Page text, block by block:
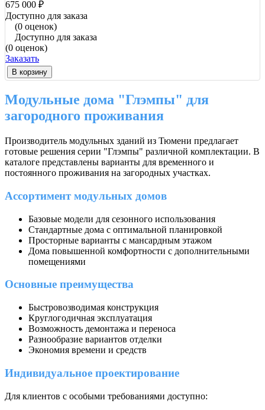
675 000 ₽
Доступно для заказа
(0 оценок)
Доступно для заказа
(0 оценок)
Заказать
В корзину
Модульные дома "Глэмпы" для
загородного проживания
Производитель модульных зданий из Тюмени предлагает
готовые решения серии "Глэмпы" различной комплектации. В
каталоге представлены варианты для временного и
постоянного проживания на загородных участках.
Ассортимент модульных домов
Базовые модели для сезонного использования
Стандартные дома с оптимальной планировкой
Просторные варианты с мансардным этажом
Дома повышенной комфортности с дополнительными
помещениями
Основные преимущества
Быстровозводимая конструкция
Круглогодичная эксплуатация
Возможность демонтажа и переноса
Разнообразие вариантов отделки
Экономия времени и средств
Индивидуальное проектирование
Для клиентов с особыми требованиями доступно: